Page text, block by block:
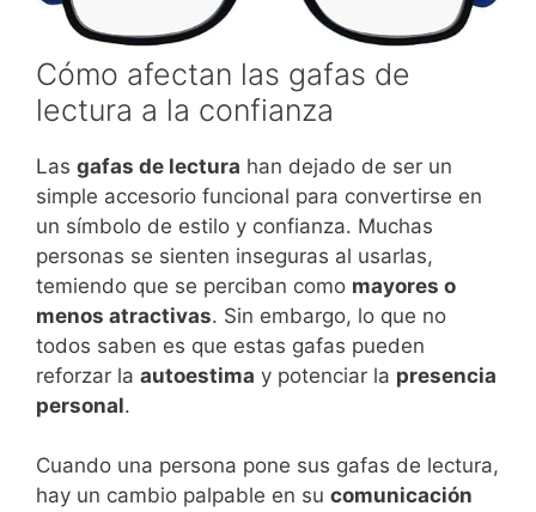
Cómo afectan las gafas de
lectura a la confianza
Las gafas de lectura han dejado de ser un
simple accesorio funcional para convertirse en
un símbolo de estilo y confianza. Muchas
personas se sienten inseguras al usarlas,
temiendo que se perciban como mayores o
menos atractivas. Sin embargo, lo que no
todos saben es que estas gafas pueden
reforzar la autoestima y potenciar la presencia
personal.
Cuando una persona pone sus gafas de lectura,
hay un cambio palpable en su comunicación